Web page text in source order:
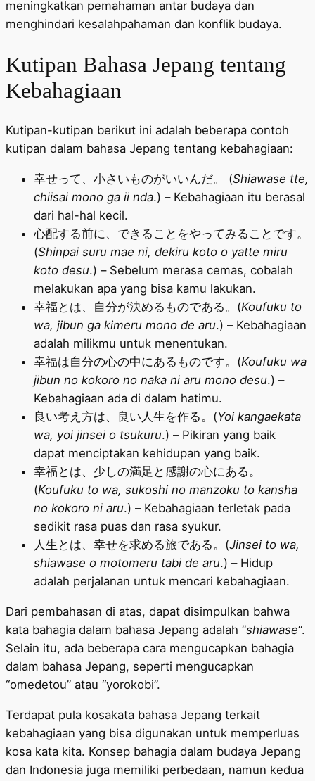
meningkatkan pemahaman antar budaya dan
menghindari kesalahpahaman dan konflik budaya.
Kutipan Bahasa Jepang tentang
Kebahagiaan
Kutipan-kutipan berikut ini adalah beberapa contoh
kutipan dalam bahasa Jepang tentang kebahagiaan:
幸せって、小さいものがいいんだ。 (Shiawase tte,
chiisai mono ga ii nda.) – Kebahagiaan itu berasal
dari hal-hal kecil.
心配する前に、できることをやってみることです。
(Shinpai suru mae ni, dekiru koto o yatte miru
koto desu.) – Sebelum merasa cemas, cobalah
melakukan apa yang bisa kamu lakukan.
幸福とは、自分が決めるものである。(Koufuku to
wa, jibun ga kimeru mono de aru.) – Kebahagiaan
adalah milikmu untuk menentukan.
幸福は自分の心の中にあるものです。(Koufuku wa
jibun no kokoro no naka ni aru mono desu.) –
Kebahagiaan ada di dalam hatimu.
良い考え方は、良い人生を作る。(Yoi kangaekata
wa, yoi jinsei o tsukuru.) – Pikiran yang baik
dapat menciptakan kehidupan yang baik.
幸福とは、少しの満足と感謝の心にある。
(Koufuku to wa, sukoshi no manzoku to kansha
no kokoro ni aru.) – Kebahagiaan terletak pada
sedikit rasa puas dan rasa syukur.
人生とは、幸せを求める旅である。(Jinsei to wa,
shiawase o motomeru tabi de aru.) – Hidup
adalah perjalanan untuk mencari kebahagiaan.
Dari pembahasan di atas, dapat disimpulkan bahwa
kata bahagia dalam bahasa Jepang adalah “shiawase“.
Selain itu, ada beberapa cara mengucapkan bahagia
dalam bahasa Jepang, seperti mengucapkan
“omedetou” atau “yorokobi”.
Terdapat pula kosakata bahasa Jepang terkait
kebahagiaan yang bisa digunakan untuk memperluas
kosa kata kita. Konsep bahagia dalam budaya Jepang
dan Indonesia juga memiliki perbedaan, namun kedua